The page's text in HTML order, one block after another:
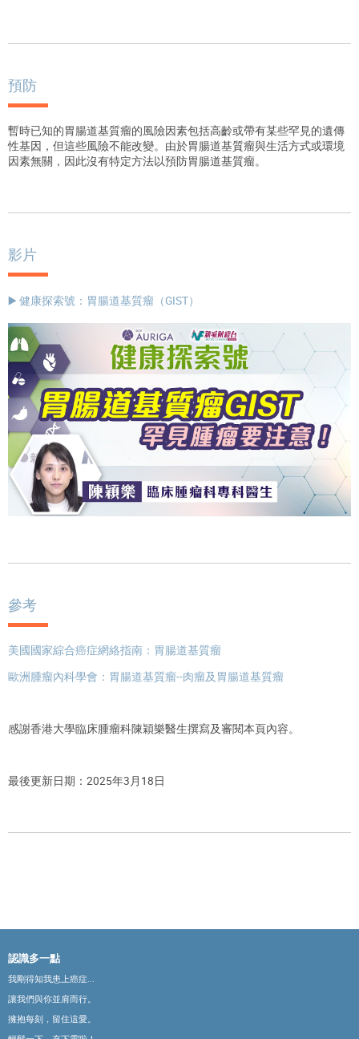
預防
暫時已知的胃腸道基質瘤的風險因素包括高齡或帶有某些罕見的遺傳
性基因，但這些風險不能改變。由於胃腸道基質瘤與生活方式或環境
因素無關，因此沒有特定方法以預防胃腸道基質瘤。
影片
▶️ 健康探索號：胃腸道基質瘤（GIST）
參考
美國國家綜合癌症網絡指南：胃腸道基質瘤
歐洲腫瘤內科學會：胃腸道基質瘤--肉瘤及胃腸道基質瘤
感謝香港大學臨床腫瘤科陳穎樂醫生撰寫及審閱本頁內容。
最後更新日期：2025年3月18日
認識多一點
我剛得知我患上癌症...
讓我們與你並肩而行。
擁抱每刻，留住這愛。